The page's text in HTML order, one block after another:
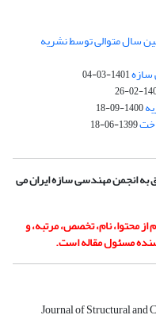
سال متوالی توسط نشریه
1401-03-04
1400-09-18
1399-06-18
به انجمن مهندسی سازه ایران می
محتوا، نام، تخصص، مرتبه، و
مسئول مقاله است.
Journal of Structural and